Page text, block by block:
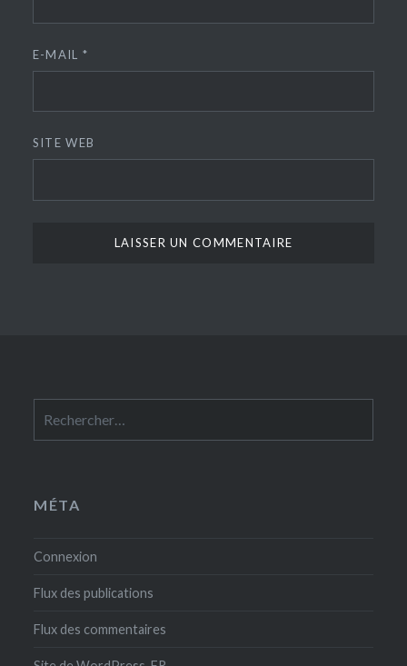
E-MAIL *
SITE WEB
MÉTA
Connexion
Flux des publications
Flux des commentaires